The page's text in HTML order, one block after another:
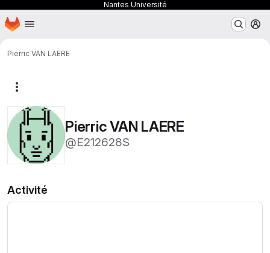
Nantes Université
Passer au contenu principal
Page d'accueil
Pierric VAN LAERE
Pierric VAN LAERE
@E212628S
Activité